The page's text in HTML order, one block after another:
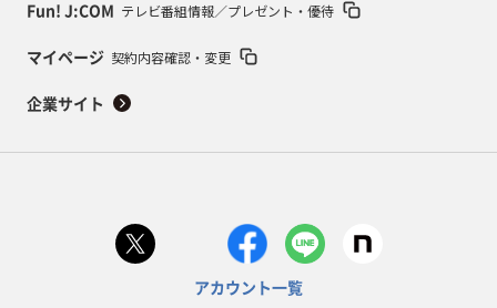
Fun! J:COM テレビ番組情報／プレゼント・優待
マイページ 契約内容確認・変更
企業サイト
アカウント一覧